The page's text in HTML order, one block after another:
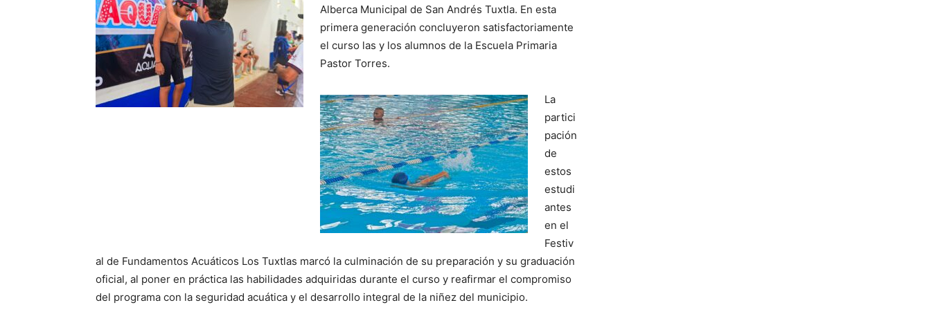
Alberca Municipal de San Andrés Tuxtla. En esta
primera generación concluyeron satisfactoriamente
el curso las y los alumnos de la Escuela Primaria
Pastor Torres.
La
partici
pación
de
estos
estudi
antes
en el
Festiv
al de Fundamentos Acuáticos Los Tuxtlas marcó la culminación de su preparación y su graduación
oficial, al poner en práctica las habilidades adquiridas durante el curso y reafirmar el compromiso
del programa con la seguridad acuática y el desarrollo integral de la niñez del municipio.